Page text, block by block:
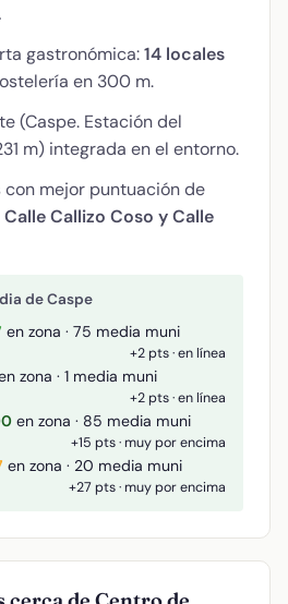
gastronómica:14 locales
en 300 m.
(Caspe. Estación del
m) integrada en el entorno.
con mejor puntuación de
Calle Callizo Coso y Calle
de Caspe
en zona · 75 media muni
+2 pts · en línea
zona · 1 media muni
+2 pts · en línea
en zona · 85 media muni
+15 pts · muy por encima
en zona · 20 media muni
+27 pts · muy por encima